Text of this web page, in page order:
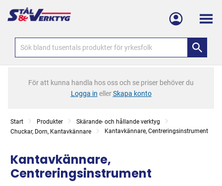
Meny
För att kunna handla hos oss och se priser behöver du
Logga in ellerSkapa konto
Start Produkter
Skärande- och hållande verktyg
Chuckar, Dorn, Kantavkännare
Kantavkännare, Centreringsinstrument
Kantavkännare,
Centreringsinstrument